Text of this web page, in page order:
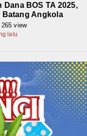
BOS TA 2025,
Batang Angkola
view
lalu